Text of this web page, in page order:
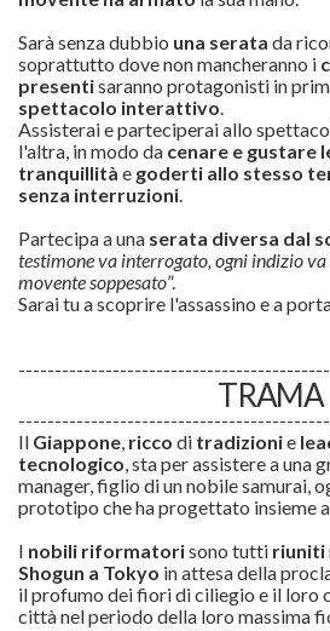
Sarà senza dubbio una serata da
soprattutto dove non mancheranno i
presentisaranno protagonisti in
spettacolo interattivo.
Assisterai e parteciperai allo
l'altra, in modo da cenare e gustare
tranquillità e goderti allo stesso
senza interruzioni.
Partecipa a una serata diversa dal
testimone va interrogato, ogni indizio
movente soppesato”.
Sarai tu a scoprire l'assassino e a
TRAMA
Il Giappone, ricco di tradizionie
tecnologico, sta per assistere a una
manager, figlio di un nobile samurai,
prototipo che ha progettato insieme
I nobili riformatorisono tutti riuniti
Shogun a Tokyo in attesa della
il profumo dei fiori di ciliegio e il loro
città nel periodo della loro massima